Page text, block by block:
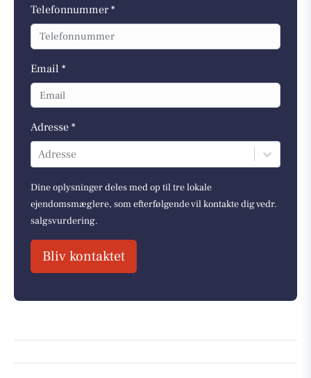
Telefonnummer *
Email *
Adresse *
Adresse
Dine oplysninger deles med op til tre lokale
ejendomsmæglere, som efterfølgende vil kontakte dig vedr.
salgsvurdering.
Bliv kontaktet